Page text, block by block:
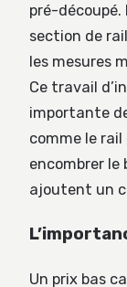
pré-
section de
les mesures
Ce travail
importante
comme le
encombrer le
ajoutent un
Un prix bas